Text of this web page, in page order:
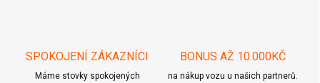
SPOKOJENÍ ZÁKAZNÍCI
Máme stovky spokojených
BONUS AŽ 10.000KČ
na nákup vozu u našich partnerů.